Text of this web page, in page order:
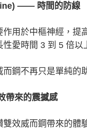
—— 時間的防線
用於中樞神經，
愛時間 3 到 5 倍以
鋼不再只是單純的
帶來的震撼感
效威而鋼帶來的體